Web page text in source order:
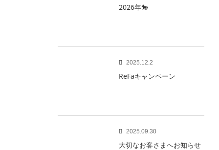
2026年🐎
2025.12.2
ReFaキャンペーン
2025.09.30
大切なお客さまへお知らせ